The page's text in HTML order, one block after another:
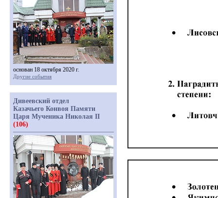
основан 18 октября 2020 г.
Другие события
Дивеевский отдел
Казачьего Конвоя Памяти
Царя Мученика Николая II
(106)